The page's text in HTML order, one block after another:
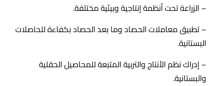
– الزراعة تحت أنظمة إنتاجية وبيئية مختلفة.
– تطبيق معاملات الحصاد وما بعد الحصاد بكفاءة للحاصلات
البستانية.
– إدراك نظم الأنتاج والتربية المتبعة للمحاصيل الحقلية
والبستانية.